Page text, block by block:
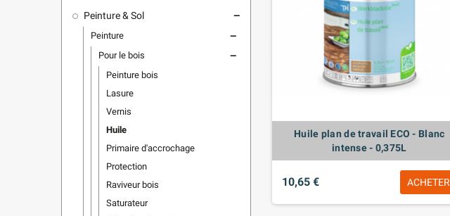
Peinture & Sol remove
Peinture remove
Pour le bois remove
Peinture bois
Lasure
Vernis
Huile
Primaire d'accrochage
Protection
Raviveur bois
Saturateur
Huile plan de travail ECO - Blanc
intense - 0,375L
10,65 € ACHETER